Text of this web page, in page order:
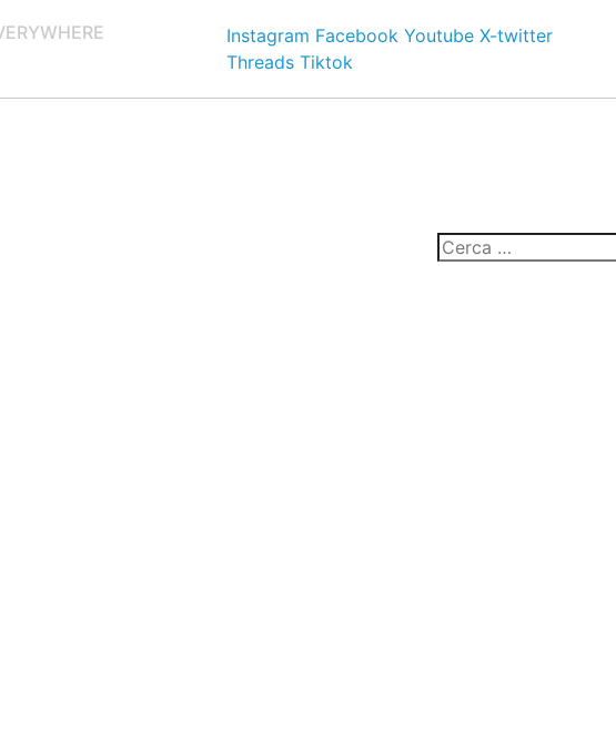
Instagram Facebook Youtube X-twitter
Threads Tiktok